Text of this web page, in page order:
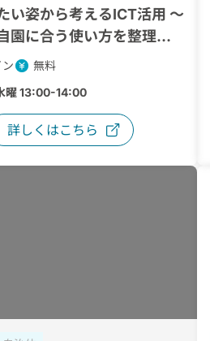
い姿から考えるICT活用 〜
園に合う使い方を整理す
ョップ〜
無料
曜 13:00-14:00
詳しくはこちら